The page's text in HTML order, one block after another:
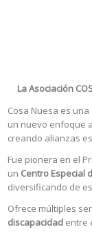
La Asociación
Cosa Nuesa es
un nuevo enfoque
creando alianzas
Fue pionera en el
un Centro Especial
diversificando de
Ofrece múltiples
discapacidad entre